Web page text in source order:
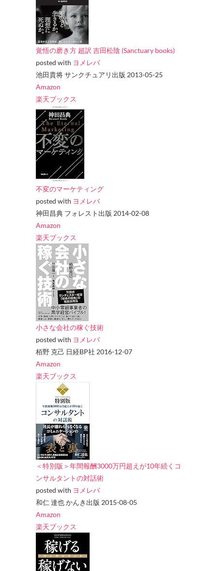
覚悟の磨き方 超訳 吉田松陰 (Sanctuary books)
posted with ヨメレバ
池田貴将 サンクチュアリ出版 2013-05-25
Amazon
楽天ブックス
不変のマーケティング
posted with ヨメレバ
神田昌典 フォレスト出版 2014-02-08
Amazon
楽天ブックス
小さな会社の稼ぐ技術
posted with ヨメレバ
栢野 克己 日経BP社 2016-12-07
Amazon
楽天ブックス
＜特別版＞年間報酬3000万円超えが10年続くコ
ンサルタントの対話術
posted with ヨメレバ
和仁 達也 かんき出版 2015-08-05
Amazon
楽天ブックス